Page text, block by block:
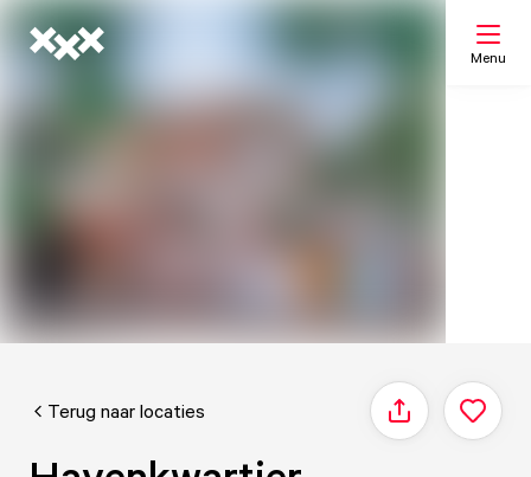
Menu
Terug naar locaties Delen